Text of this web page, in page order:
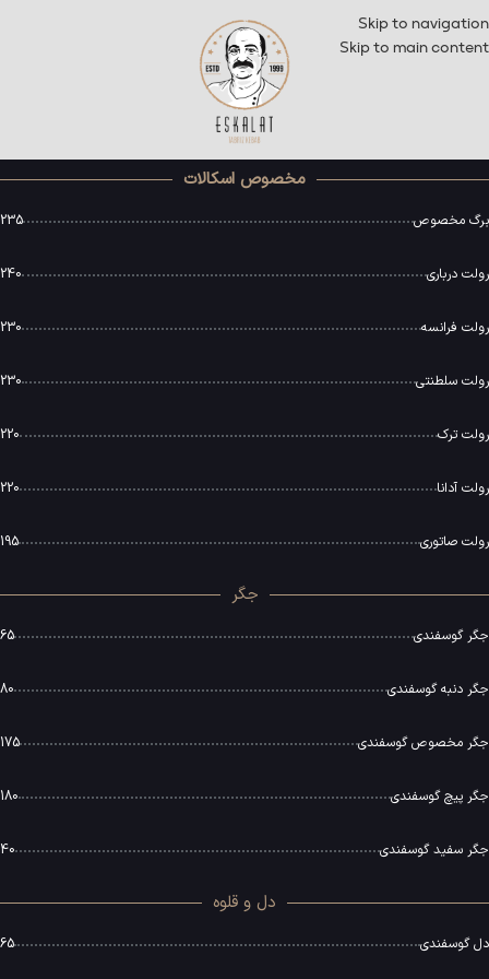
Skip to navigation
Skip to main content
مخصوص اسکالات
برگ مخصوص 235
رولت درباری 240
رولت فرانسه 230
رولت سلطنتی 230
رولت ترک 220
رولت آدانا 220
رولت صاتوری 195
جگر
جگر گوسفندی 65
جگر دنبه گوسفندی 80
جگر مخصوص گوسفندی 175
جگر پیچ گوسفندی 180
جگر سفید گوسفندی 40
دل و قلوه
دل گوسفندی 65